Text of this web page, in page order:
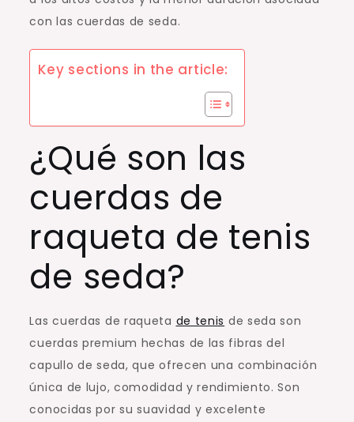
con las cuerdas de seda.
Key sections in the article:
¿Qué son las
cuerdas de
raqueta de tenis
de seda?
Las cuerdas de raqueta de tenis de seda son
cuerdas premium hechas de las fibras del
capullo de seda, que ofrecen una combinación
única de lujo, comodidad y rendimiento. Son
conocidas por su suavidad y excelente